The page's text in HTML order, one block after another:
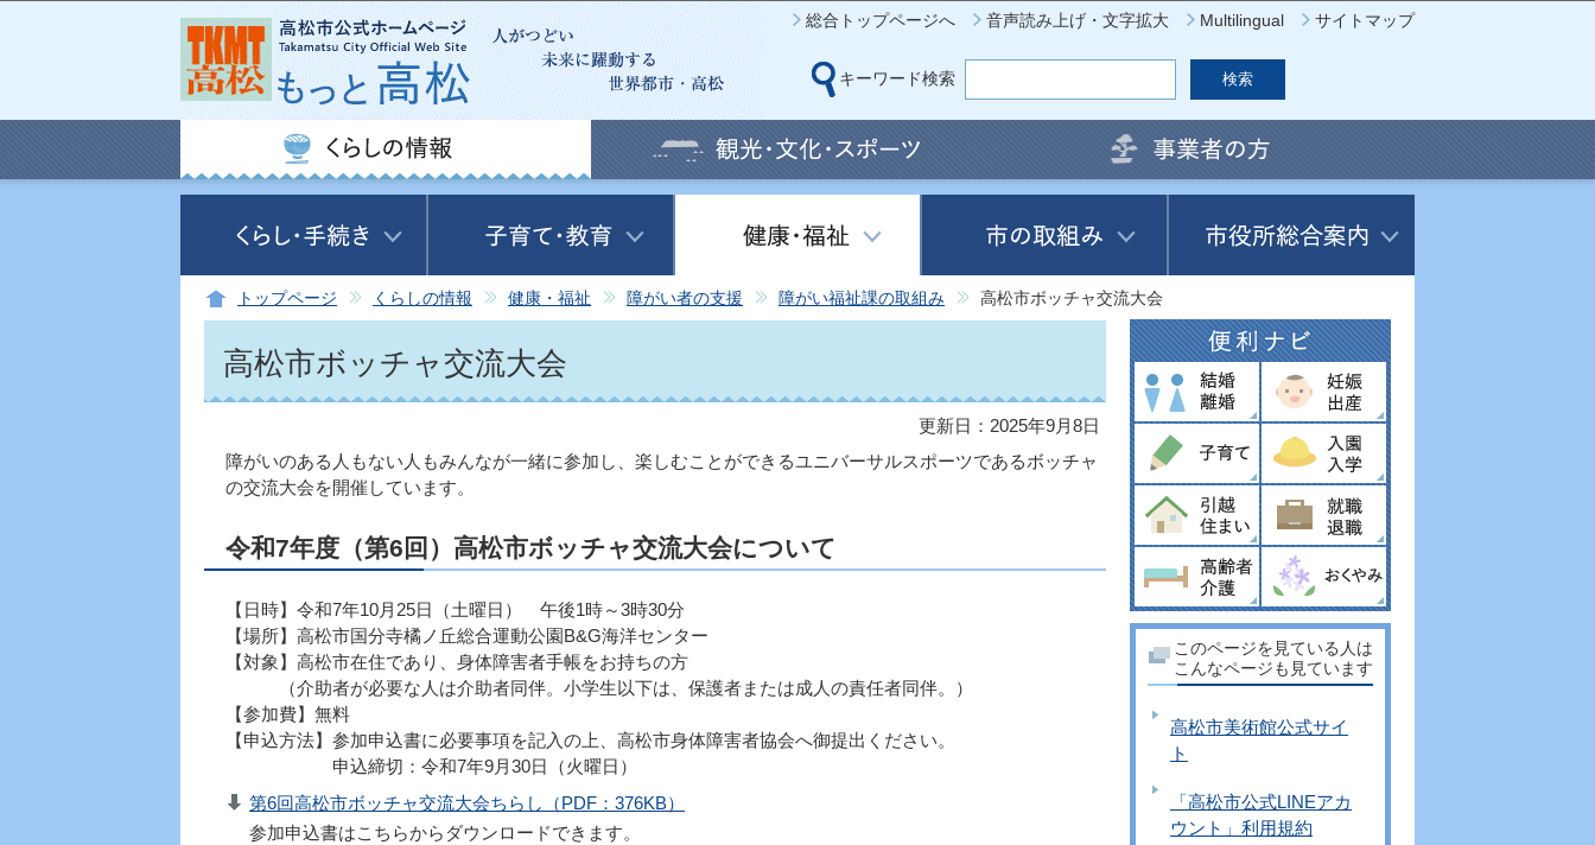
このページの本文へ移動
総合トップページへ 音声読み上げ・文字拡大 Multilingual サイトマップ
キーワード検索
トップページ くらしの情報 健康・福祉 障がい者の支援 障がい福祉課の取組み 高松市ボッチャ交流大会
高松市ボッチャ交流大会
更新日：2025年9月8日
障がいのある人もない人もみんなが一緒に参加し、楽しむことができるユニバーサルスポーツであるボッチャ
の交流大会を開催しています。
令和7年度（第6回）高松市ボッチャ交流大会について
【日時】令和7年10月25日（土曜日） 午後1時～3時30分
【場所】高松市国分寺橘ノ丘総合運動公園B&G海洋センター
【対象】高松市在住であり、身体障害者手帳をお持ちの方
（介助者が必要な人は介助者同伴。小学生以下は、保護者または成人の責任者同伴。）
【参加費】無料
【申込方法】参加申込書に必要事項を記入の上、高松市身体障害者協会へ御提出ください。
申込締切：令和7年9月30日（火曜日）
第6回高松市ボッチャ交流大会ちらし（PDF：376KB）
参加申込書はこちらからダウンロードできます。
このページを見ている人は
こんなページも見ています
高松市美術館公式サイ
ト
「高松市公式LINEアカ
ウント」利用規約